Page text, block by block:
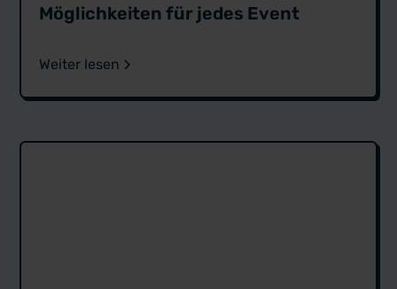
Möglichkeiten für jedes Event
Weiter lesen